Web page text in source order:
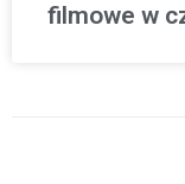
filmowe w